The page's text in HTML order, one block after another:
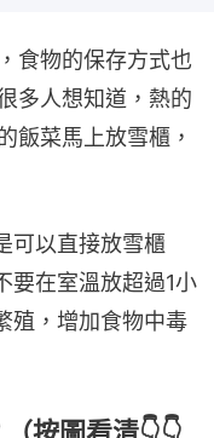
食物的保存方式也
多人想知道，熱的
飯菜馬上放雪櫃，
可以直接放雪櫃
要在室溫放超過1小
殖，增加食物中毒
按圖看清👇👇